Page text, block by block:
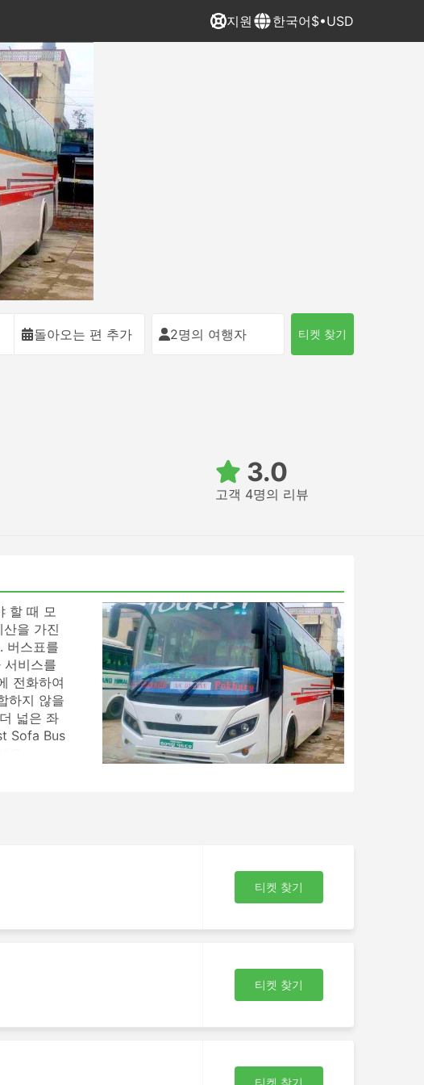
지원 한국어$•USD
돌아오는 편 추가 2명의 여행자 티켓 찾기
3.0
고객 4명의 리뷰
할 때 모
을 가진
버스표를
서비스를
전화하여
하지 않을
넓은 좌
Sofa Bus
음과 같
티켓 찾기
티켓 찾기
티켓 찾기